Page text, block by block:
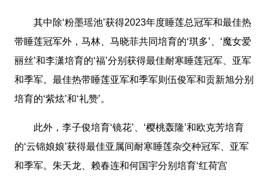
其中除‘粉墨瑶池’获得2023年度睡莲总冠军和最佳热
带睡莲冠军外，马林、马晓菲共同培育的‘琪多’、‘魔女爱
丽丝’和李潇培育的‘福’分别获得最佳耐寒睡莲冠军、亚军
和季军。最佳热带睡莲亚军和季军则伍俊军和贡新旭分别
培育的‘紫炫’和‘礼赞’。
此外，李子俊培育‘镜花’、‘樱桃轰隆’和欧克芳培育
的‘云锦娘娘’获得最佳亚属间耐寒睡莲杂交种冠军、亚军
和季军。朱天龙、赖春连和何国宇分别培育‘红荷宫